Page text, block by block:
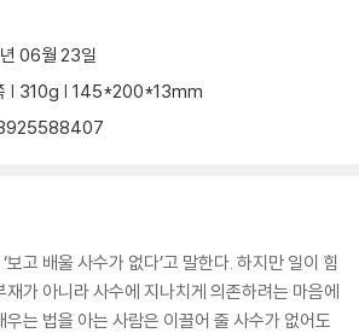
06월 23일
| 310g | 145*200*13mm
보고 배울 사수가 없다’고 말한다. 하지만 일이 힘
가 아니라 사수에 지나치게 의존하려는 마음에
우는 법을 아는 사람은 이끌어 줄 사수가 없어도